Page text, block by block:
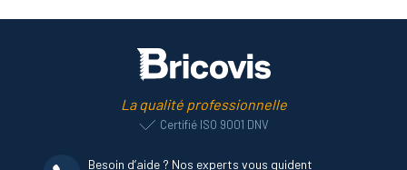
La qualité professionnelle
Certifié ISO 9001 DNV
Besoin d’aide ? Nos experts vous guident